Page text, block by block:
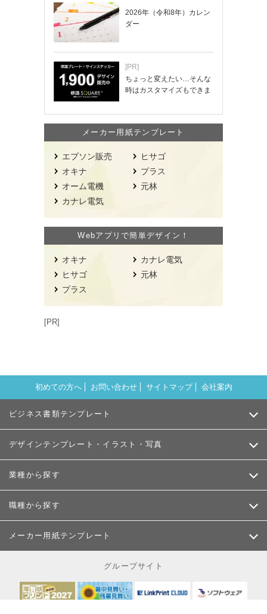
2026年（令和8年）カレン
ダー
[PR]
ちょっと変えたい…そんな
時はカスタマイズもできま
メーカー用紙テンプレート
エプソン販売
オキナ
オーム電機
カナレ電気
ヒサゴ
プラス
元林
Webアプリで簡単デザイン！
オキナ
ヒサゴ
プラス
カナレ電気
元林
[PR]
初めての方へ お問い合わせ サイトマップ 会社案内
ビジネス書類テンプレート
デザインテンプレート・イラスト・写真
業種から探す
職種から探す
メーカー用紙テンプレート
グループサイト